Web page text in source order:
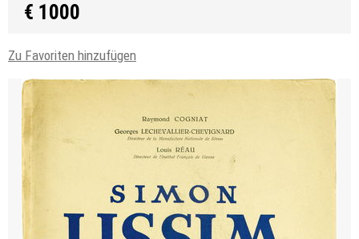
€ 1000
Zu Favoriten hinzufügen